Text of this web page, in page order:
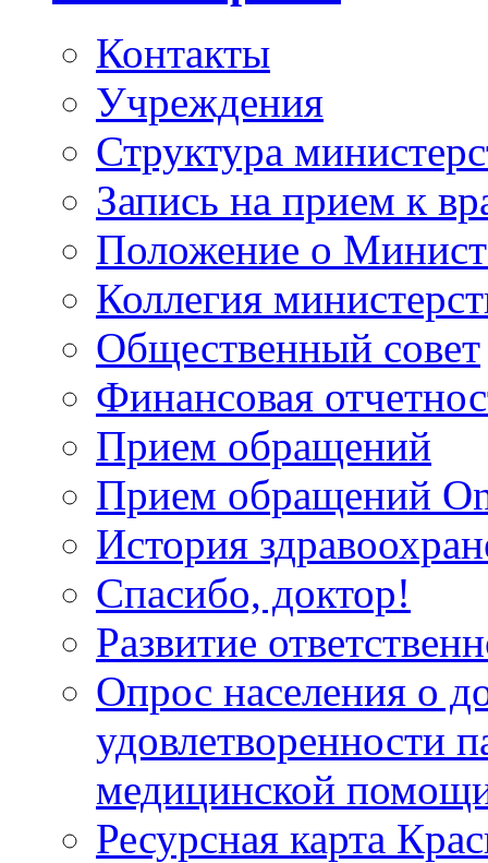
Контакты
Учреждения
Структура
Запись на прием к
Положение о
Коллегия
Общественный совет
Финансовая
Прием обращений
Прием обращений
История
Спасибо, доктор!
Развитие
Опрос населения о
удовлетворенности
медицинской
Ресурсная карта